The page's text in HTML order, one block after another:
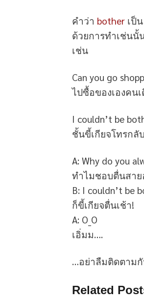
คำว่า bother เป็
ด้วยการทำเช่นนั้
เช่น
Can you go
ไปซื้อของเองคน
I couldn’t be
ชั้นขี้เกียจโทรกลั
A: Why do you
ทำไมชอบตื่นสาย
B: I couldn’t be
ก็ขี้เกียจตื่นเช้า!
A: O_O
เอิ่มม….
…อย่าลืมติดตามกั
Related